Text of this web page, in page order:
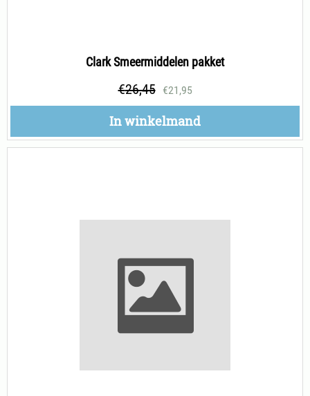
Clark Smeermiddelen pakket
€26,45 €21,95
In winkelmand